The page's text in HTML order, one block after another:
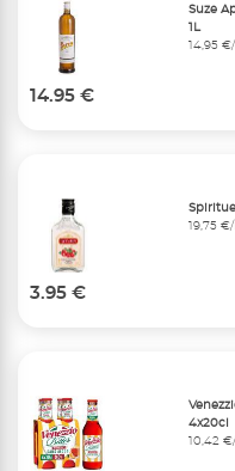
Suze
1L
14,95
14.95 €
19,75 €/
3.95 €
4x20cl
10,42